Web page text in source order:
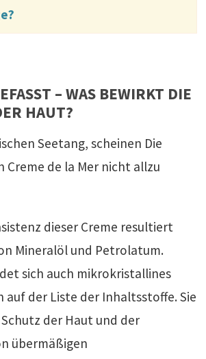
– WAS BEWIRKT DIE
HAUT?
Seetang, scheinen Die
Creme de la Mer nicht allzu
dieser Creme resultiert
Mineralöl und Petrolatum.
sich auch mikrokristallines
auf der Liste der Inhaltsstoffe. Sie
der Haut und der
übermäßigen